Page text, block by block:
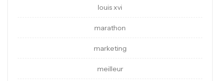
louis xvi
marathon
marketing
meilleur